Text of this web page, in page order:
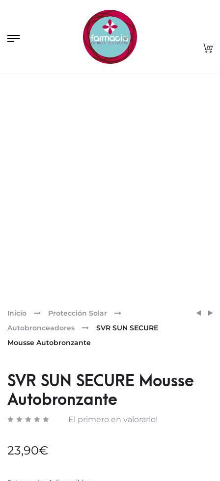
SVR
Inicio
Protección Solar
Autobronceadores
SVR SUN SECURE
Mousse Autobronzante
SVR SUN SECURE Mousse
Autobronzante
El primero en valorarlo!
23,90€